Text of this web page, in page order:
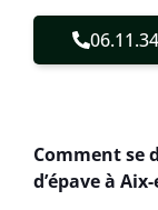
Comment se
d’épave à